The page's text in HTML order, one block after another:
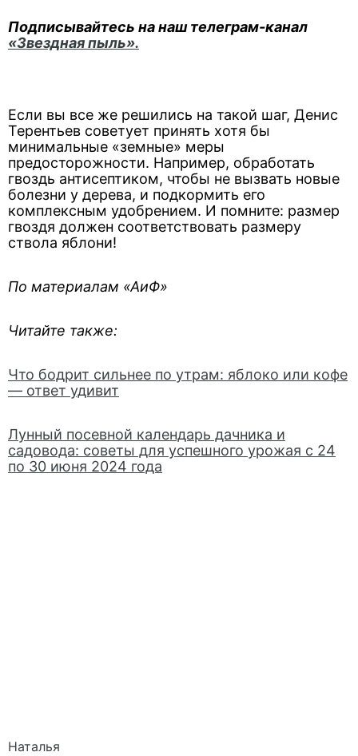
Подписывайтесь на наш телеграм-канал
«Звездная пыль».
Если вы все же решились на такой шаг, Денис
Терентьев советует принять хотя бы
минимальные «земные» меры
предосторожности. Например, обработать
гвоздь антисептиком, чтобы не вызвать новые
болезни у дерева, и подкормить его
комплексным удобрением. И помните: размер
гвоздя должен соответствовать размеру
ствола яблони!
По материалам «АиФ»
Читайте также:
Что бодрит сильнее по утрам: яблоко или кофе
— ответ удивит
Лунный посевной календарь дачника и
садовода: советы для успешного урожая с 24
по 30 июня 2024 года
Наталья